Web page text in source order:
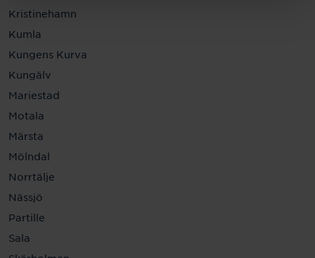
Kristinehamn
Kumla
Kungens Kurva
Kungälv
Mariestad
Motala
Märsta
Mölndal
Norrtälje
Nässjö
Partille
Sala